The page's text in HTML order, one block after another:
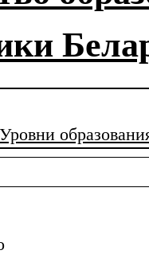
Уровни